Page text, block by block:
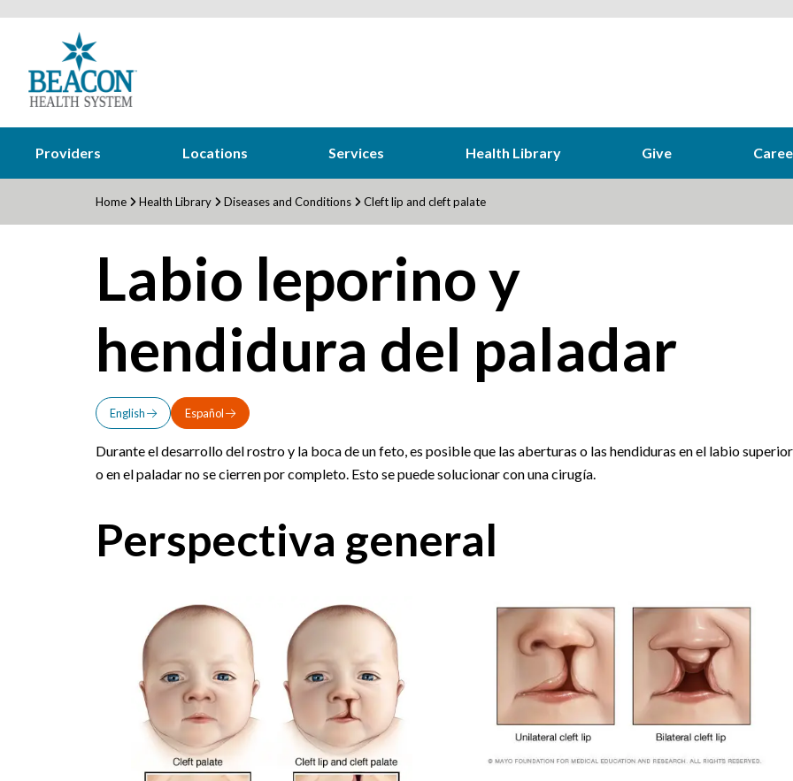
Providers Locations Services Health Library Give
Home Health Library Diseases and Conditions Cleft lip and cleft palate
Labio leporino y
hendidura del paladar
English Español
Durante el desarrollo del rostro y la boca de un feto, es posible que las aberturas o las hendiduras en el labio superior
o en el paladar no se cierren por completo. Esto se puede solucionar con una cirugía.
Perspectiva general